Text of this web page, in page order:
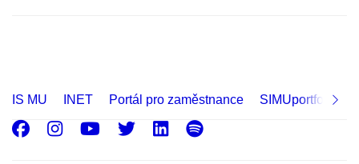
IS MU INET Portál pro zaměstnance SIMUportfolio
Facebook
Instagram
Youtube
Twitter
LinkedIn
Spotify